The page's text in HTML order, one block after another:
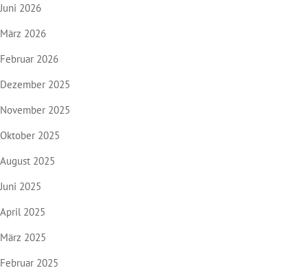
Juni 2026
März 2026
Februar 2026
Dezember 2025
November 2025
Oktober 2025
August 2025
Juni 2025
April 2025
März 2025
Februar 2025